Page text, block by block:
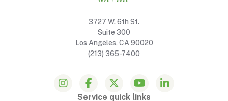
3727 W. 6th St.
Suite 300
Los Angeles, CA 90020
(213) 365-7400
Service quick links